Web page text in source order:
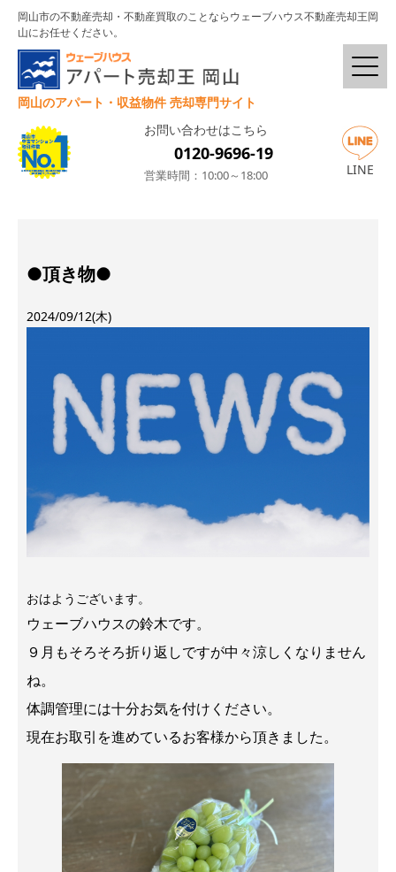
岡山市の不動産売却・不動産買取のことならウェーブハウス不動産売却王岡
山にお任せください。
岡山のアパート・収益物件 売却専門サイト
お問い合わせはこちら
0120-9696-19
営業時間：10:00～18:00 LINE
●頂き物●
2024/09/12(木)
おはようございます。
ウェーブハウスの鈴木です。
９月もそろそろ折り返しですが中々涼しくなりません
ね。
体調管理には十分お気を付けください。
現在お取引を進めているお客様から頂きました。